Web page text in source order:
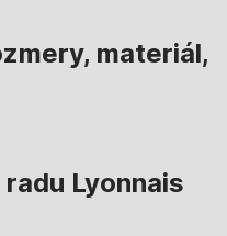
materiál,
Lyonnais